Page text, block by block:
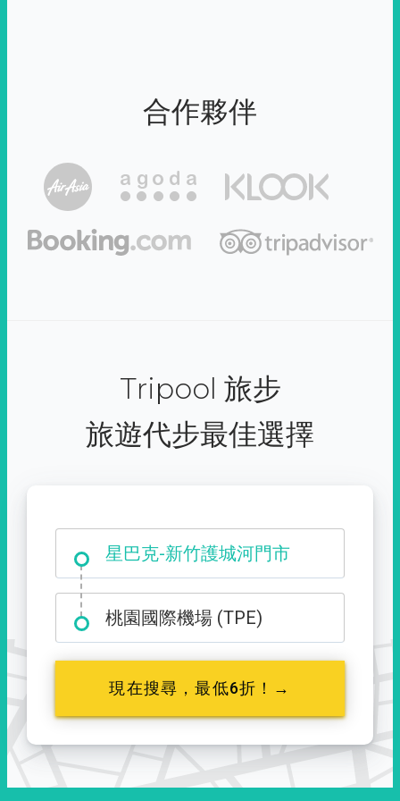
合作夥伴
Tripool 旅步
旅遊代步最佳選擇
星巴克-新竹護城河門市
大霸尖山登山口
桃園國際機場 (TPE)
現在搜尋，最低6折！→